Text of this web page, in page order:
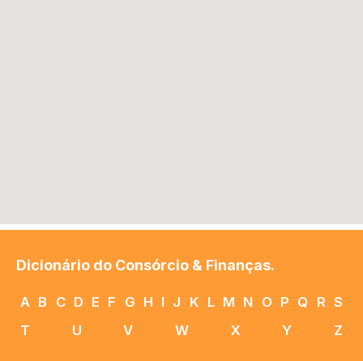
Dicionário do Consórcio & Finanças.
A B C D E F G H I J K L M N O P Q R S
T
U V W X Y Z